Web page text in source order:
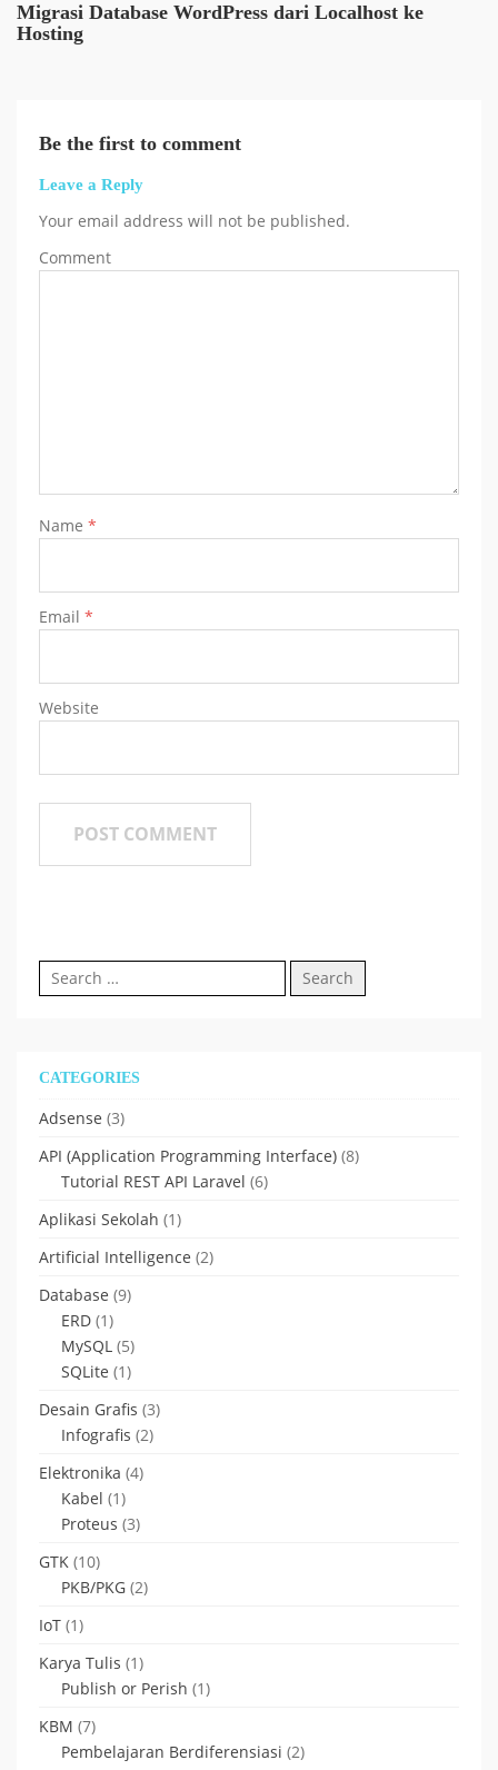
Migrasi Database WordPress dari Localhost ke
Hosting
Be the first to comment
Leave a Reply
Your email address will not be published.
Comment
Name *
Email *
Website
Search
for:
CATEGORIES
Adsense (3)
API (Application Programming Interface) (8)
Tutorial REST API Laravel (6)
Aplikasi Sekolah (1)
Artificial Intelligence (2)
Database (9)
ERD (1)
MySQL (5)
SQLite (1)
Desain Grafis (3)
Infografis (2)
Elektronika (4)
Kabel (1)
Proteus (3)
GTK (10)
PKB/PKG (2)
IoT (1)
Karya Tulis (1)
Publish or Perish (1)
KBM (7)
Pembelajaran Berdiferensiasi (2)